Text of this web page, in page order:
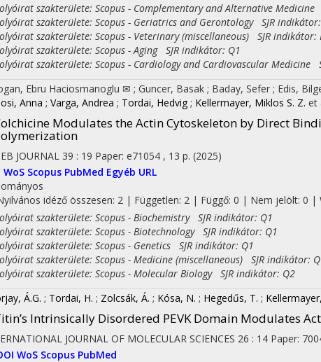
szakterülete: Scopus - Complementary and Alternative Medicine
szakterülete: Scopus - Geriatrics and Gerontology SJR
szakterülete: Scopus - Veterinary (miscellaneous) SJR indikátor:
szakterülete: Scopus - Aging SJR indikátor: Q1
szakterülete: Scopus - Cardiology and Cardiovascular Medicine
Ebru Haciosmanoglu ✉ ; Guncer, Basak ; Baday, Sefer ; Edis,
Anna ; Varga, Andrea ; Tordai, Hedvig ; Kellermayer, Miklos S. Z. et
Modulates the Actin Cytoskeleton by Direct
JOURNAL 39 : 19 Paper: e71054 , 13 p. (2025)
WoS Scopus PubMed Egyéb URL
idéző összesen: 2 | Független: 2 | Függő: 0 | Nem jelölt: 0 |
szakterülete: Scopus - Biochemistry SJR indikátor: Q1
szakterülete: Scopus - Biotechnology SJR indikátor: Q1
szakterülete: Scopus - Genetics SJR indikátor: Q1
szakterülete: Scopus - Medicine (miscellaneous) SJR indikátor:
szakterülete: Scopus - Molecular Biology SJR indikátor: Q2
Á.G. ; Tordai, H. ; Zolcsák, Á. ; Kósa, N. ; Hegedűs, T. ;
Intrinsically Disordered PEVK Domain Modulates
JOURNAL OF MOLECULAR SCIENCES 26 : 14 Paper:
WoS Scopus PubMed